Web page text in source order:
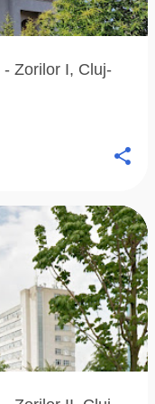
Zorilor I, Cluj-